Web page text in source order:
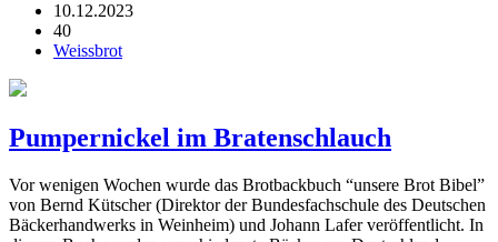
10.12.2023
40
Weissbrot
Pumpernickel im Bratenschlauch
Vor wenigen Wochen wurde das Brotbackbuch “unsere Brot Bibel”
von Bernd Kütscher (Direktor der Bundesfachschule des Deutschen
Bäckerhandwerks in Weinheim) und Johann Lafer veröffentlicht. In